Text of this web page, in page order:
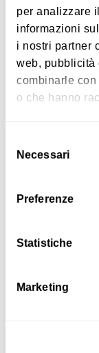
per analizzare
informazioni
i nostri partner
web, pubblicità
combinarle
o che hanno
delNecessari
Preferenze
Statistiche
Marketing
Apertura a
Tariffe:
Osservatorio:
Planetario: intero